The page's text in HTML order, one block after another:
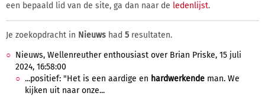
een bepaald lid van de site, ga dan naar de ledenlijst.
Je zoekopdracht in Nieuws had 5 resultaten.
Nieuws, Wellenreuther enthousiast over Brian Priske, 15 juli
2024, 16:58:00
...positief: "Het is een aardige en hardwerkende man. We
kijken uit naar onze...